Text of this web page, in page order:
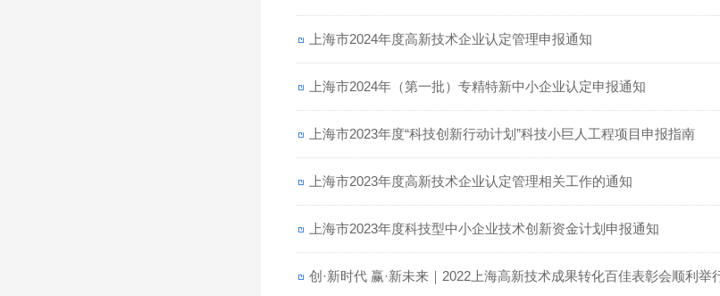
上海市2024年度高新技术企业认定管理申报通知
上海市2024年（第一批）专精特新中小企业认定申报通知
上海市2023年度“科技创新行动计划”科技小巨人工程项目申报指南
上海市2023年度高新技术企业认定管理相关工作的通知
上海市2023年度科技型中小企业技术创新资金计划申报通知
创·新时代 赢·新未来｜2022上海高新技术成果转化百佳表彰会顺利举